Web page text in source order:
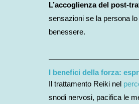
L’accoglienza del post-
sensazioni se la persona
benessere.
I benefici della forza:
Il trattamento Reiki nel
snodi nervosi, pacifica le